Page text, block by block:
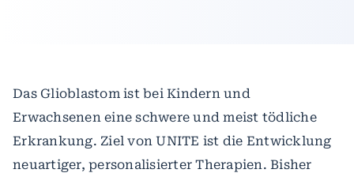
Das Glioblastom ist bei Kindern und
Erwachsenen eine schwere und meist tödliche
Erkrankung. Ziel von UNITE ist die Entwicklung
neuartiger, personalisierter Therapien. Bisher